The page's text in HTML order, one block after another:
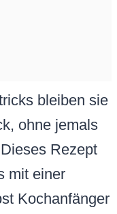
bleiben sie
ohne jemals
Rezept
mit einer
Kochanfänger